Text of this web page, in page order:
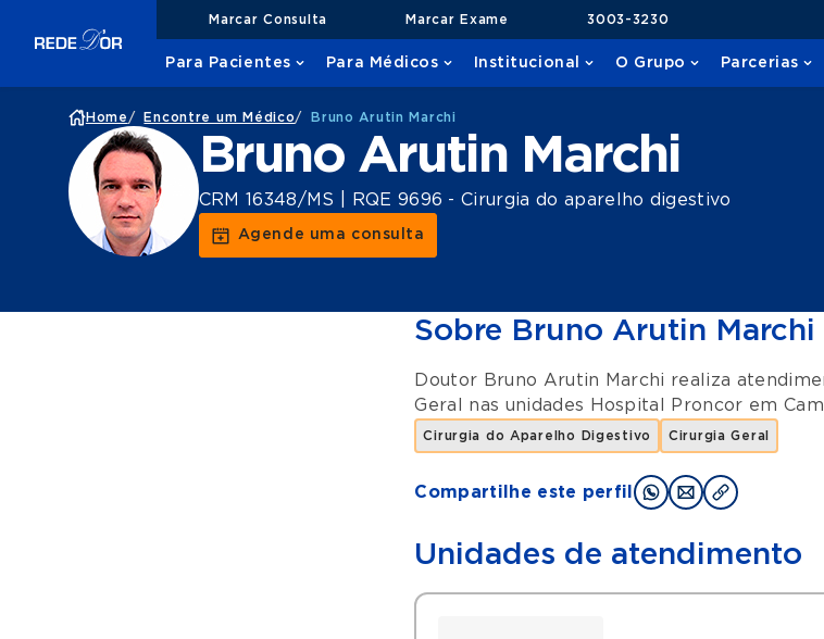
Marcar Consulta Marcar Exame 3003-3230
Para Pacientes Para Médicos Institucional O Grupo Parcerias
Home / Encontre um Médico/ Bruno Arutin Marchi
Bruno Arutin Marchi
CRM 16348/MS | RQE 9696 - Cirurgia do aparelho digestivo
Agende uma consulta
Sobre Bruno Arutin Marchi
Doutor Bruno Arutin Marchi realiza
Geral
nas unidades Hospital Proncor em
Cirurgia do Aparelho Digestivo Cirurgia Geral
Compartilhe este perfil
Unidades de atendimento